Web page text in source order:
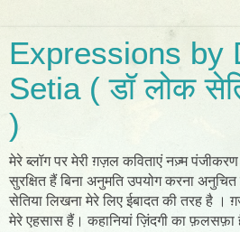
Expressions by
Setia ( डॉ लोक
)
मेरे ब्लॉग पर मेरी ग़ज़ल कविताएं नज़्म
सुरक्षित हैं बिना अनुमति उपयोग करना
सेतिया लिखना मेरे लिए ईबादत की तरह है ।
मेरे एहसास हैं। कहानियां ज़िंदगी का फ़लसफ़ा